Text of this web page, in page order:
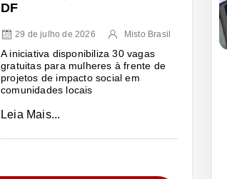
DF
29 de julho de 2026 Misto Brasil
A iniciativa disponibiliza 30 vagas
gratuitas para mulheres à frente de
projetos de impacto social em
comunidades locais
Leia Mais...